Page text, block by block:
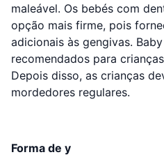
maleável. Os bebés com
opção mais firme, pois
adicionais às gengivas.
recomendados para
Depois disso, as crianças
mordedores regulares.
Forma de y